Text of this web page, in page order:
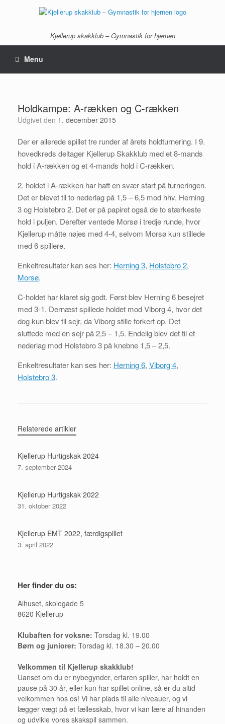
Kjellerup skakklub – Gymnastik for hjernen
Menu
Holdkampe: A-rækken og C-rækken
Udgivet den 1. december 2015
Der er allerede spillet tre runder af årets holdturnering. I 9.
hovedkreds deltager Kjellerup Skakklub med et 8-mands
hold i A-rækken og et 4-mands hold i C-rækken.
2. holdet i A-rækken har haft en svær start på turneringen.
Det er blevet til to nederlag på 1,5 – 6,5 mod hhv. Herning
3 og Holstebro 2. Det er på papiret også de to stærkeste
hold i puljen. Derefter ventede Morsø i tredje runde, hvor
Kjellerup måtte nøjes med 4-4, selvom Morsø kun stillede
med 6 spillere.
Enkeltresultater kan ses her: Herning 3, Holstebro 2,
Morsø.
C-holdet har klaret sig godt. Først blev Herning 6 besejret
med 3-1. Dernæst spillede holdet mod Viborg 4, hvor det
dog kun blev til sejr, da Viborg stille forkert op. Det
sluttede med en sejr på 2,5 – 1,5. Endelig blev det til et
nederlag mod Holstebro 3 på knebne 1,5 – 2,5.
Enkeltresultater kan ses her: Herning 6, Viborg 4,
Holstebro 3.
Relaterede artikler
Kjellerup Hurtigskak 2024
7. september 2024
Kjellerup Hurtigskak 2022
31. oktober 2022
Kjellerup EMT 2022, færdigspillet
3. april 2022
Her finder du os:
Alhuset, skolegade 5
8620 Kjellerup
Klubaften for voksne: Torsdag kl. 19.00
Børn og juniorer: Torsdag kl. 18.30 – 20.00
Velkommen til Kjellerup skakklub!
Uanset om du er nybegynder, erfaren spiller, har holdt en
pause på 30 år, eller kun har spillet online, så er du altid
velkommen hos os! Vi har plads til alle niveauer, og vi
lægger vægt på et fællesskab, hvor vi kan lære af hinanden
og udvikle vores skakspil sammen.